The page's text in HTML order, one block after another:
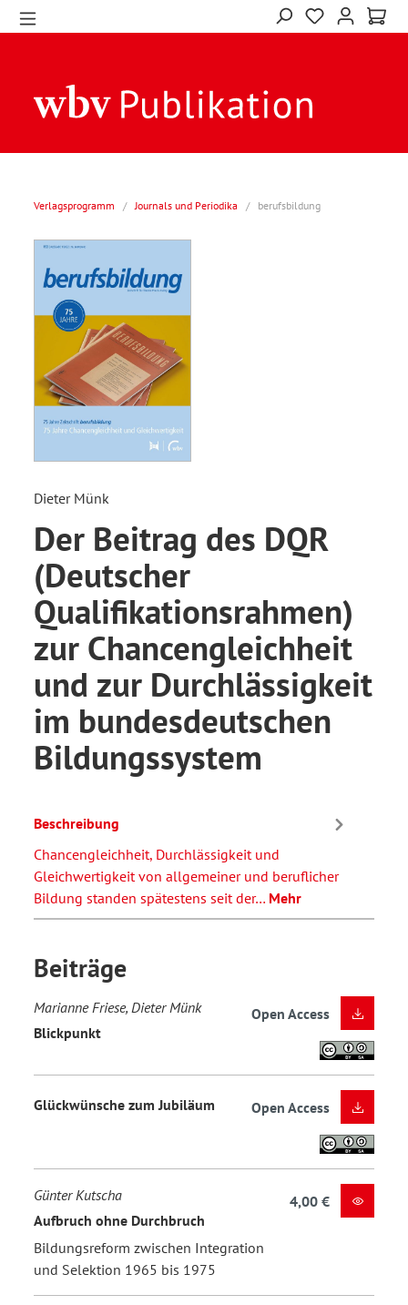
Verlagsprogramm / Journals und Periodika / berufsbildung
Dieter Münk
Der Beitrag des DQR
(Deutscher
Qualifikationsrahmen)
zur Chancengleichheit
und zur Durchlässigkeit
im bundesdeutschen
Bildungssystem
Beschreibung
Chancengleichheit, Durchlässigkeit und
Gleichwertigkeit von allgemeiner und beruflicher
Bildung standen spätestens seit der… Mehr
Beiträge
Marianne Friese, Dieter Münk
Blickpunkt
Open Access
Glückwünsche zum Jubiläum Open Access
Günter Kutscha
Aufbruch ohne Durchbruch
Bildungsreform zwischen Integration
und Selektion 1965 bis 1975
4,00 €